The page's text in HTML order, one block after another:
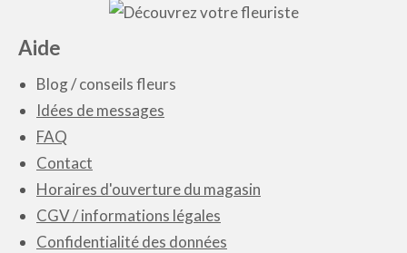
Aide
Blog/conseils fleurs
Idées de messages
FAQ
Contact
Horaires d'ouverture du magasin
CGV / informations légales
Confidentialité des données